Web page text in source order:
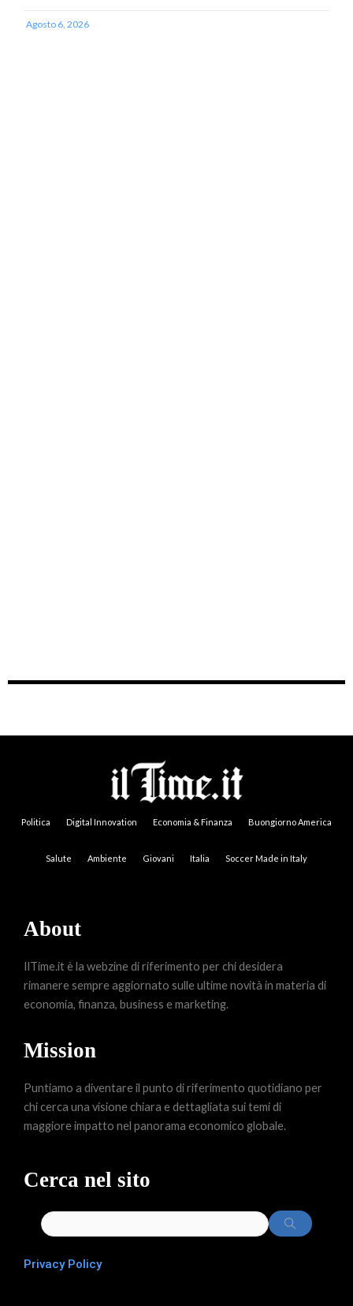
Agosto 6, 2026
Politica Digital Innovation Economia & Finanza Buongiorno America
Salute Ambiente Giovani Italia Soccer Made in Italy
About
IlTime.it è la webzine di riferimento per chi desidera
rimanere sempre aggiornato sulle ultime novità in materia di
economia, finanza, business e marketing.
Mission
Puntiamo a diventare il punto di riferimento quotidiano per
chi cerca una visione chiara e dettagliata sui temi di
maggiore impatto nel panorama economico globale.
Cerca nel sito
Privacy Policy